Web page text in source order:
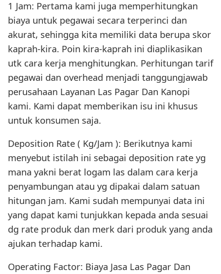
1 Jam: Pertama kami juga memperhitungkan
biaya untuk pegawai secara terperinci dan
akurat, sehingga kita memiliki data berupa skor
kaprah-kira. Poin kira-kaprah ini diaplikasikan
utk cara kerja menghitungkan. Perhitungan tarif
pegawai dan overhead menjadi tanggungjawab
perusahaan Layanan Las Pagar Dan Kanopi
kami. Kami dapat memberikan isu ini khusus
untuk konsumen saja.
Deposition Rate ( Kg/Jam ): Berikutnya kami
menyebut istilah ini sebagai deposition rate yg
mana yakni berat logam las dalam cara kerja
penyambungan atau yg dipakai dalam satuan
hitungan jam. Kami sudah mempunyai data ini
yang dapat kami tunjukkan kepada anda sesuai
dg rate produk dan merk dari produk yang anda
ajukan terhadap kami.
Operating Factor: Biaya Jasa Las Pagar Dan